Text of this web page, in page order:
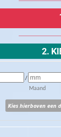
2.
/
Maand
Kies hierboven een